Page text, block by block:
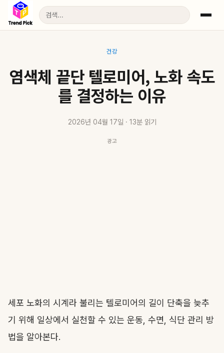
건강
염색체 끝단 텔로미어, 노화 속도
를 결정하는 이유
2026년 04월 17일 · 13분 읽기
광고
세포 노화의 시계라 불리는 텔로미어의 길이 단축을 늦추
기 위해 일상에서 실천할 수 있는 운동, 수면, 식단 관리 방
법을 알아본다.